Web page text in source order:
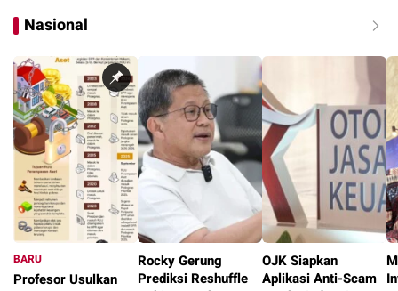
Nasional
BARU
Profesor Usulkan
Rocky Gerung
Prediksi Reshuffle
OJK Siapkan
Aplikasi Anti-Scam